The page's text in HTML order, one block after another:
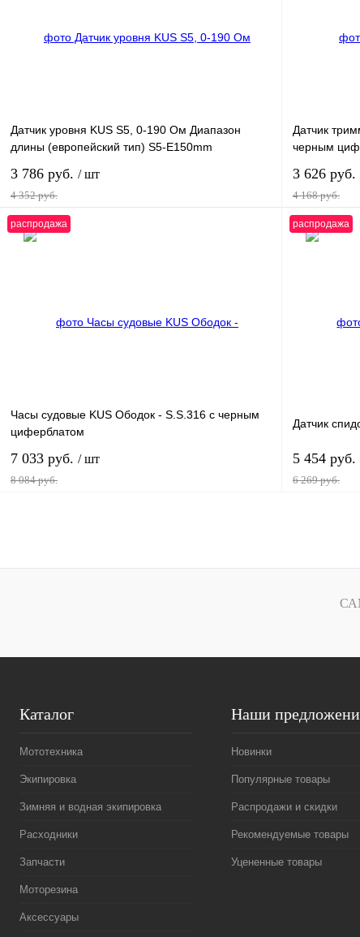
наличии
Датчик уровня KUS S5, 0-190 Ом Диапазон
длины (европейский тип) S5-E150mm
3 786 руб. / шт
4 352 руб.
наличии
Датчик
черным
3 626 руб.
4 168 руб.
распродажа
Часы судовые KUS Ободок - S.S.316 с черным
циферблатом
7 033 руб. / шт
8 084 руб.
Купить в 1 клик К сравнению
распродажа
Датчик
5 454 руб.
6 269 руб.
Купить в 1
Каталог
Мототехника
Экипировка
Зимняя и водная экипировка
Расходники
Запчасти
Моторезина
Аксессуары
Наши
Новинки
Популярные товары
Распродажи и скидки
Рекомендуемые товары
Уцененные товары